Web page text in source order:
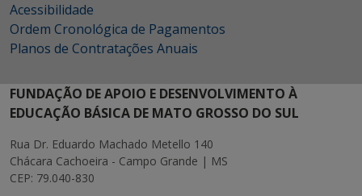
Acessibilidade
Ordem Cronológica de Pagamentos
Planos de Contratações Anuais
FUNDAÇÃO DE APOIO E DESENVOLVIMENTO À
EDUCAÇÃO BÁSICA DE MATO GROSSO DO SUL
Rua Dr. Eduardo Machado Metello 140
Chácara Cachoeira - Campo Grande | MS
CEP: 79.040-830